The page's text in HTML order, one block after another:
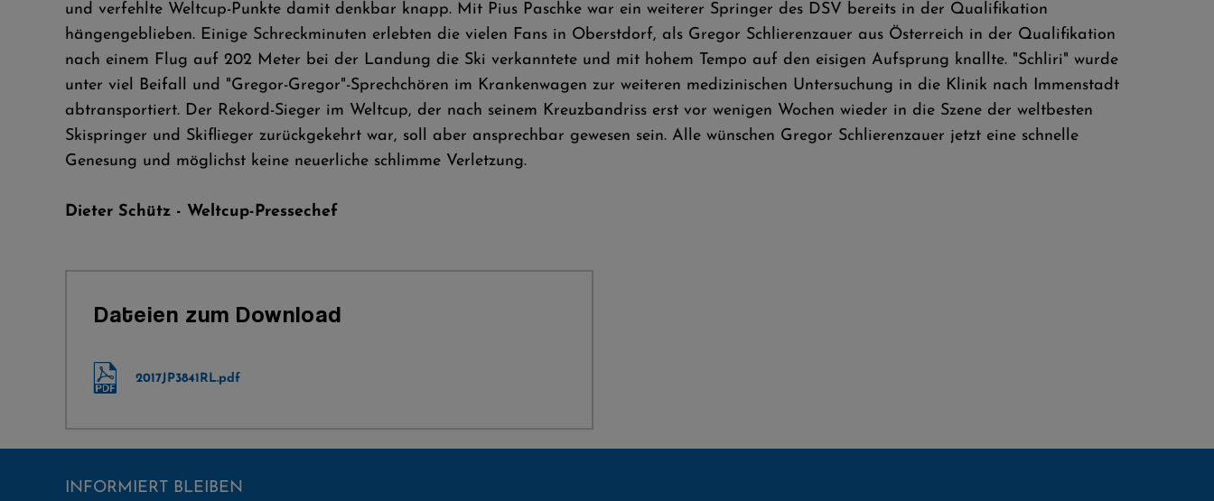
und verfehlte Weltcup-Punkte damit denkbar knapp. Mit Pius Paschke war ein weiterer Springer des DSV bereits in der Qualifikation
hängengeblieben. Einige Schreckminuten erlebten die vielen Fans in Oberstdorf, als Gregor Schlierenzauer aus Österreich in der Qualifikation
nach einem Flug auf 202 Meter bei der Landung die Ski verkanntete und mit hohem Tempo auf den eisigen Aufsprung knallte. "Schliri" wurde
unter viel Beifall und "Gregor-Gregor"-Sprechchören im Krankenwagen zur weiteren medizinischen Untersuchung in die Klinik nach Immenstadt
abtransportiert. Der Rekord-Sieger im Weltcup, der nach seinem Kreuzbandriss erst vor wenigen Wochen wieder in die Szene der weltbesten
Skispringer und Skiflieger zurückgekehrt war, soll aber ansprechbar gewesen sein. Alle wünschen Gregor Schlierenzauer jetzt eine schnelle
Genesung und möglichst keine neuerliche schlimme Verletzung.
Dieter Schütz - Weltcup-Pressechef
Dateien zum Download
2017JP3841RL.pdf
INFORMIERT BLEIBEN